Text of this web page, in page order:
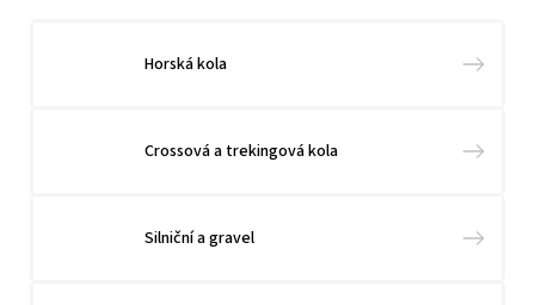
Horská kola
Crossová a trekingová kola
Silniční a gravel